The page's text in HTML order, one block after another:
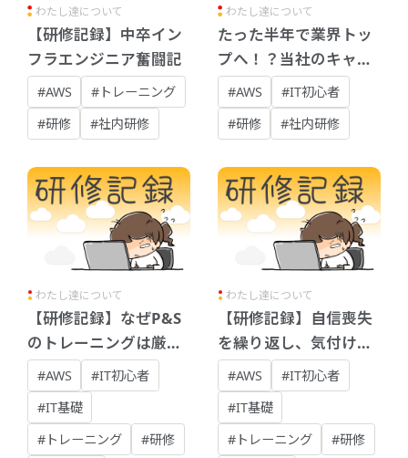
わたし達について
【研修記録】中卒イン
フラエンジニア奮闘記
#AWS
#トレーニング
#研修
#社内研修
わたし達について
たった半年で業界トッ
プへ！？当社のキャリ
ア形成術
#AWS
#IT初心者
#研修
#社内研修
わたし達について
【研修記録】なぜP&S
のトレーニングは厳し
いのか？
#AWS
#IT初心者
#IT基礎
#トレーニング
#研修
わたし達について
【研修記録】自信喪失
を繰り返し、気付けば
超成長できていた7ヶ
月研修
#AWS
#IT初心者
#IT基礎
#トレーニング
#研修